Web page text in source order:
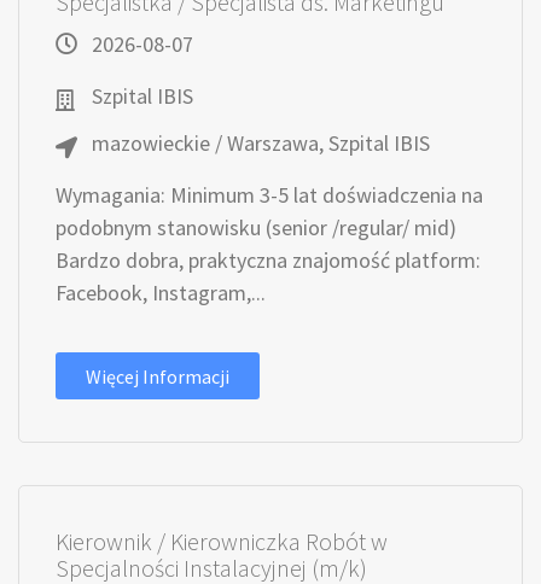
2026-08-07
Szpital IBIS
mazowieckie / Warszawa, Szpital IBIS
Wymagania: Minimum 3-5 lat doświadczenia na
podobnym stanowisku (senior /regular/ mid)
Bardzo dobra, praktyczna znajomość platform:
Facebook, Instagram,...
Więcej Informacji
Kierownik / Kierowniczka Robót w
Specjalności Instalacyjnej (m/k)